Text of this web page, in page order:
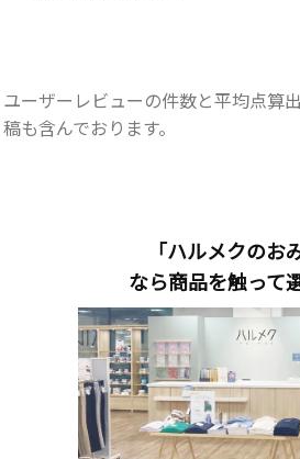
ユーザーレビューの件数と平均点算
稿も含んでおります。
「ハルメクのお
なら商品を触って